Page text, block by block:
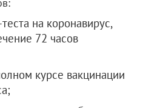
на коронавирус,
72 часов
курсе вакцинации